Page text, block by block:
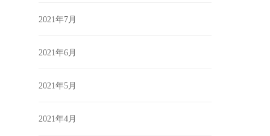
2021年7月
2021年6月
2021年5月
2021年4月